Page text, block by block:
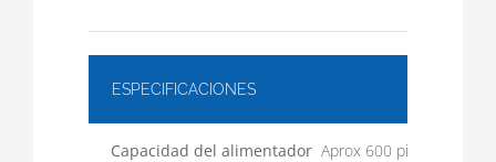
ESPECIFICACIONES
Capacidad del alimentador Aprox 600 piezas